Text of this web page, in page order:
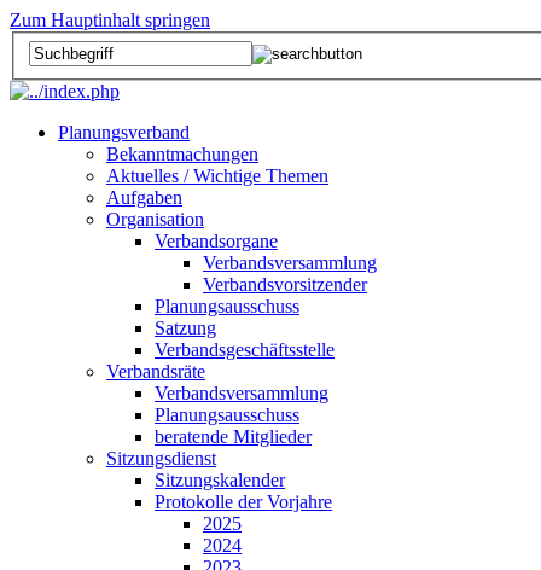
Zum Hauptinhalt springen
Planungsverband
Bekanntmachungen
Aktuelles / Wichtige Themen
Aufgaben
Organisation
Verbandsorgane
Verbandsversammlung
Verbandsvorsitzender
Planungsausschuss
Satzung
Verbandsgeschäftsstelle
Verbandsräte
Verbandsversammlung
Planungsausschuss
beratende Mitglieder
Sitzungsdienst
Sitzungskalender
Protokolle der Vorjahre
2025
2024